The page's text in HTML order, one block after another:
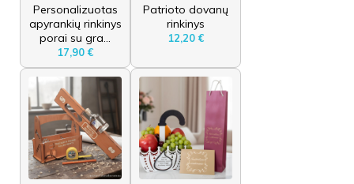
Personalizuotas
apyrankių rinkinys
porai su gra...
17,90 €
Patrioto dovanų
rinkinys
12,20 €